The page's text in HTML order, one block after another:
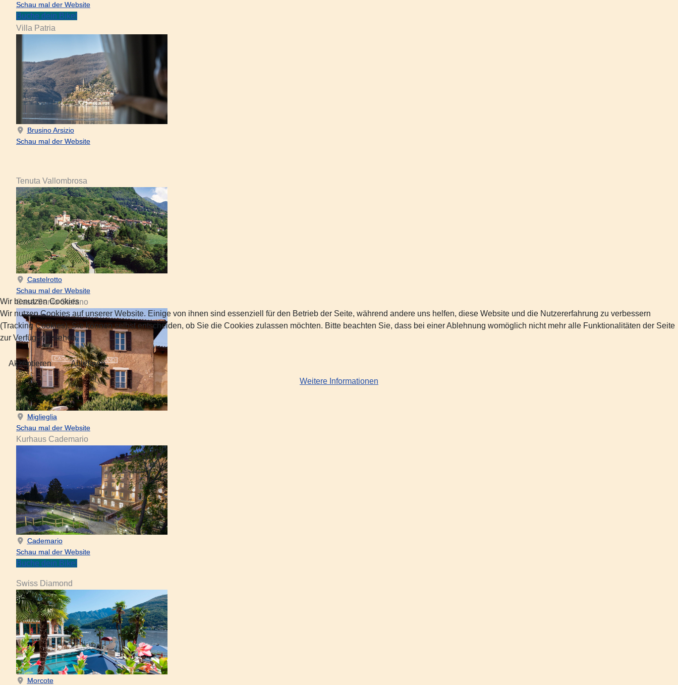
Schau mal der Website
Buche dein Bike!
Villa Patria
Brusino Arsizio
Schau mal der Website
Tenuta Vallombrosa
Castelrotto
Schau mal der Website
Casa Santo Stefano
Miglieglia
Schau mal der Website
Kurhaus Cademario
Cademario
Schau mal der Website
Buche dein Bike!
Swiss Diamond
Morcote
Wir benutzen Cookies
Wir nutzen Cookies auf unserer Website. Einige von ihnen sind essenziell für den Betrieb der Seite, während andere uns helfen, diese Website und die Nutzererfahrung zu verbessern
(Tracking Cookies). Sie können selbst entscheiden, ob Sie die Cookies zulassen möchten. Bitte beachten Sie, dass bei einer Ablehnung womöglich nicht mehr alle Funktionalitäten der Seite
zur Verfügung stehen.
Akzeptieren Ablehnen
Weitere Informationen